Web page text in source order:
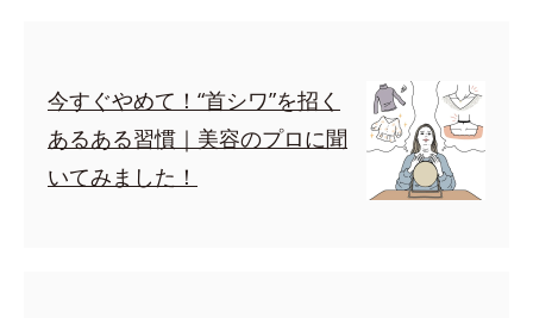
今すぐやめて！“首シワ”を招く
あるある習慣｜美容のプロに聞
いてみました！